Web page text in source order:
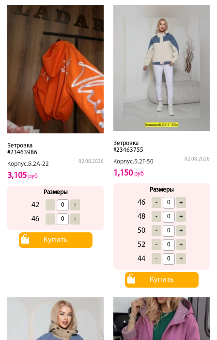
Ветровка
#23463986
Корпус.Б.2А-22
02.08.2026
3,105 руб
Размеры
42 - +
46 - +
Купить
Ветровка
#23463755
Корпус.Б.2Г-50
02.08.2026
1,150руб
Размеры
46 - +
48 - +
50 - +
52 - +
44 - +
Купить